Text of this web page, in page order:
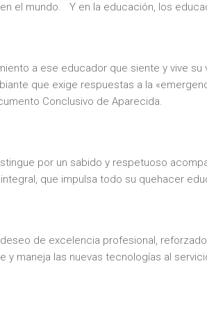
el mundo. Y en la educación, los
a ese educador que siente y vive su
que exige respuestas a la
Conclusivo de Aparecida.
por un sabido y respetuoso
que impulsa todo su quehacer
de excelencia profesional,
maneja las nuevas tecnologías al